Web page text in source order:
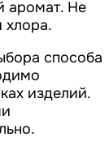
аромат. Не
хлора.
способа
изделий.